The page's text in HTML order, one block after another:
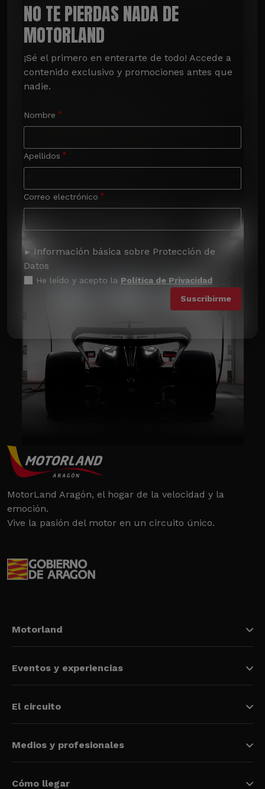
NO TE PIERDAS NADA DE
MOTORLAND
¡Sé el primero en enterarte de todo! Accede a
contenido exclusivo y promociones antes que
nadie.
Nombre
Apellidos
Correo electrónico
Información básica sobre Protección de
Datos
He leído y acepto la Política de Privacidad
MotorLand Aragón, el hogar de la velocidad y la
emoción.
Vive la pasión del motor en un circuito único.
Motorland
Eventos y experiencias
El circuito
Medios y profesionales
Cómo llegar